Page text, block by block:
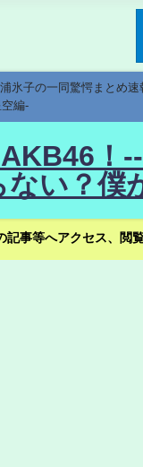
氷子の一同驚愕まとめ
編-
！
ない？僕
記事等へアクセス、閲